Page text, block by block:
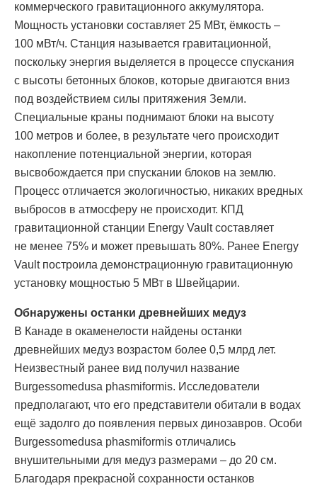
коммерческого гравитационного аккумулятора.
Мощность установки составляет 25 МВт, ёмкость –
100 мВт/ч. Станция называется гравитационной,
поскольку энергия выделяется в процессе спускания
с высоты бетонных блоков, которые двигаются вниз
под воздействием силы притяжения Земли.
Специальные краны поднимают блоки на высоту
100 метров и более, в результате чего происходит
накопление потенциальной энергии, которая
высвобождается при спускании блоков на землю.
Процесс отличается экологичностью, никаких вредных
выбросов в атмосферу не происходит. КПД
гравитационной станции Energy Vault составляет
не менее 75% и может превышать 80%. Ранее Energy
Vault построила демонстрационную гравитационную
установку мощностью 5 МВт в Швейцарии.
Обнаружены останки древнейших медуз
В Канаде в окаменелости найдены останки
древнейших медуз возрастом более 0,5 млрд лет.
Неизвестный ранее вид получил название
Burgessomedusa phasmiformis. Исследователи
предполагают, что его представители обитали в водах
ещё задолго до появления первых динозавров. Особи
Burgessomedusa phasmiformis отличались
внушительными для медуз размерами – до 20 см.
Благодаря прекрасной сохранности останков